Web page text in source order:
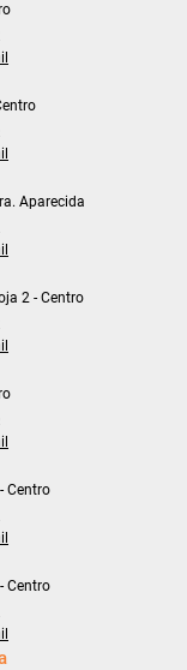
Aparecida
2 - Centro
Centro
Centro